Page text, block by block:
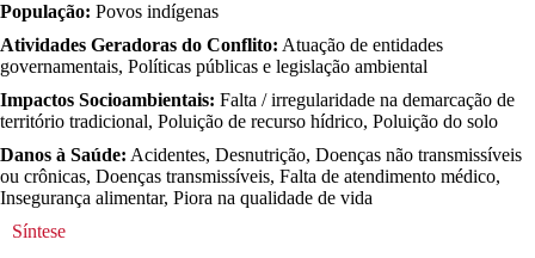
População: Povos indígenas
Atividades Geradoras do Conflito: Atuação de entidades
governamentais, Políticas públicas e legislação ambiental
Impactos Socioambientais: Falta / irregularidade na demarcação de
território tradicional, Poluição de recurso hídrico, Poluição do solo
Danos à Saúde: Acidentes, Desnutrição, Doenças não transmissíveis
ou crônicas, Doenças transmissíveis, Falta de atendimento médico,
Insegurança alimentar, Piora na qualidade de vida
Síntese